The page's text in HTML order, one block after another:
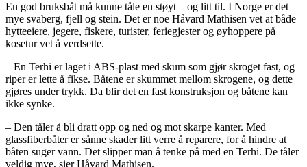
En god bruksbåt må kunne tåle en støyt – og litt til. I Norge er det
mye svaberg, fjell og stein. Det er noe Håvard Mathisen vet at både
hytteeiere, jegere, fiskere, turister, feriegjester og øyhoppere på
kosetur vet å verdsette.
– En Terhi er laget i ABS-plast med skum som gjør skroget fast, og
riper er lette å fikse. Båtene er skummet mellom skrogene, og dette
gjøres under trykk. Da blir det en fast konstruksjon og båtene kan
ikke synke.
– Den tåler å bli dratt opp og ned og mot skarpe kanter. Med
glassfiberbåter er sånne skader litt verre å reparere, for å hindre at
båten suger vann. Det slipper man å tenke på med en Terhi. De tåler
veldig mye, sier Håvard Mathisen.